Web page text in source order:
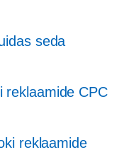
seda
reklaamide CPC
reklaamide